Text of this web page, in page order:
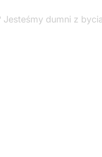
dumni z